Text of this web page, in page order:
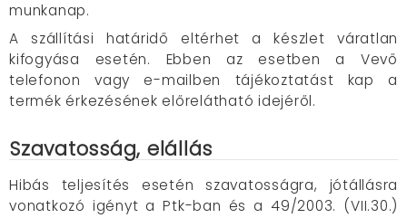
munkanap.
A szállítási határidő eltérhet a készlet váratlan
kifogyása esetén. Ebben az esetben a Vevő
telefonon vagy e-mailben tájékoztatást kap a
termék érkezésének előrelátható idejéről.
Szavatosság, elállás
Hibás teljesítés esetén szavatosságra, jótállásra
vonatkozó igényt a Ptk-ban és a 49/2003. (VII.30.)